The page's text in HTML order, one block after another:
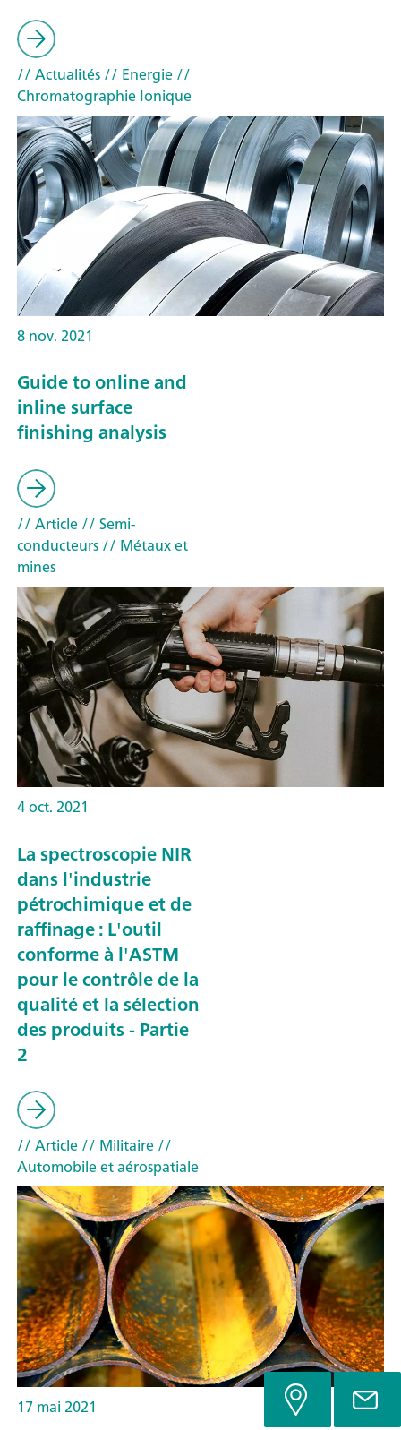
// Actualités// Energie//
Chromatographie Ionique
8 nov. 2021
Guide to online and
inline surface
finishing analysis
// Article// Semi-
conducteurs// Métaux et
mines
4 oct. 2021
La spectroscopie NIR
dans l'industrie
pétrochimique et de
raffinage : L'outil
conforme à l'ASTM
pour le contrôle de la
qualité et la sélection
des produits - Partie
2
// Article// Militaire//
Automobile et aérospatiale
17 mai 2021